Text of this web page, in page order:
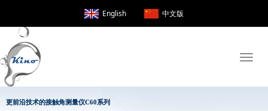
English 中文版
Toggle